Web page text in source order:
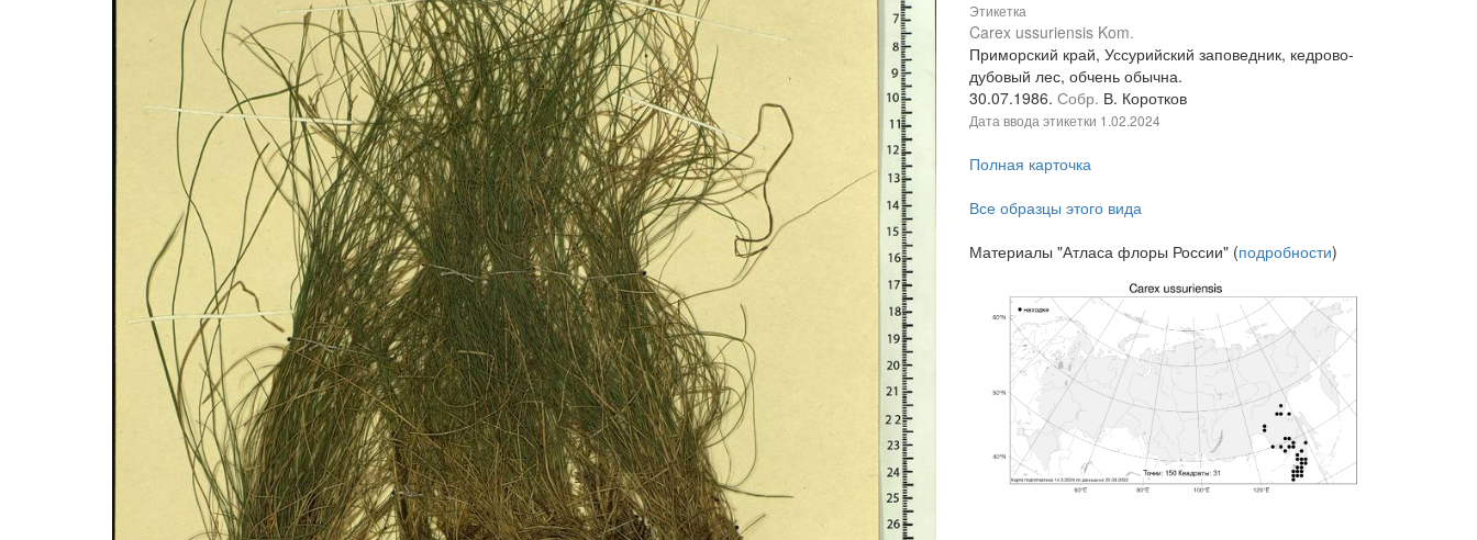
Этикетка
Carex ussuriensis Kom.
Приморский край, Уссурийский заповедник, кедрово-
дубовый лес, обчень обычна.
30.07.1986. Собр. В. Коротков
Дата ввода этикетки 1.02.2024
Полная карточка
Все образцы этого вида
Материалы "Атласа флоры России" (подробности)